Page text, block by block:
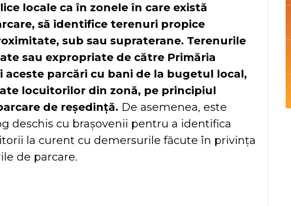
locale ca în zonele în care există
să identifice terenuri propice
sub sau supraterane. Terenurile
sau expropriate de către Primăria
aceste parcări cu bani de la bugetul local,
locuitorilor din zonă, pe principiul
de reședință. De asemenea, este
deschis cu brașovenii pentru a identifica
la curent cu demersurile făcute în privința
de parcare.